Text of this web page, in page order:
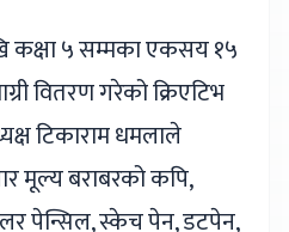
कक्षा ५ सम्मका एकसय १५
वितरण गरेको क्रिएटिभ
टिकाराम धमलाले
मूल्य बराबरको कपि,
पेन्सिल, स्केच पेन, डटपेन,